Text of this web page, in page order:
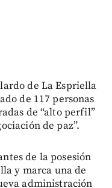
de La Espriella
de 117 personas
de “alto perfil”
de paz”.
de la posesión
y marca una de
administración